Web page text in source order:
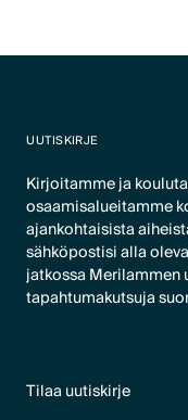
UUTISKIRJE
Kirjoitamme ja
osaamisalueitamme
ajankohtaisista
sähköpostisi alla
jatkossa Merilammen
tapahtumakutsuja
Tilaa uutiskirje